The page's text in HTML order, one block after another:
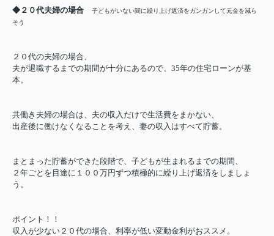
◆２０代夫婦の場合
子どもがいない間に繰り上げ返済をガンガンして元金を減ら
そう
２０ 代の夫婦の場合、
夫が退職するまでの期間が十分にあるので、 35年の住宅ローンが基
本。
共働き夫婦の場合は、夫の収入だけで生活費をまかない、
出産後に働けなくなることを考え、妻の収入はすべて貯蓄。
まとまった貯蓄ができた段階で、子どもが生まれるまでの期間、
２ 年ごとを目途に １００ 万円ずつ積極的に繰り上げ返済をしましょ
う。
ポイント！！
収入が少ない２０代の場合、利率が低い変動金利がおススメ。